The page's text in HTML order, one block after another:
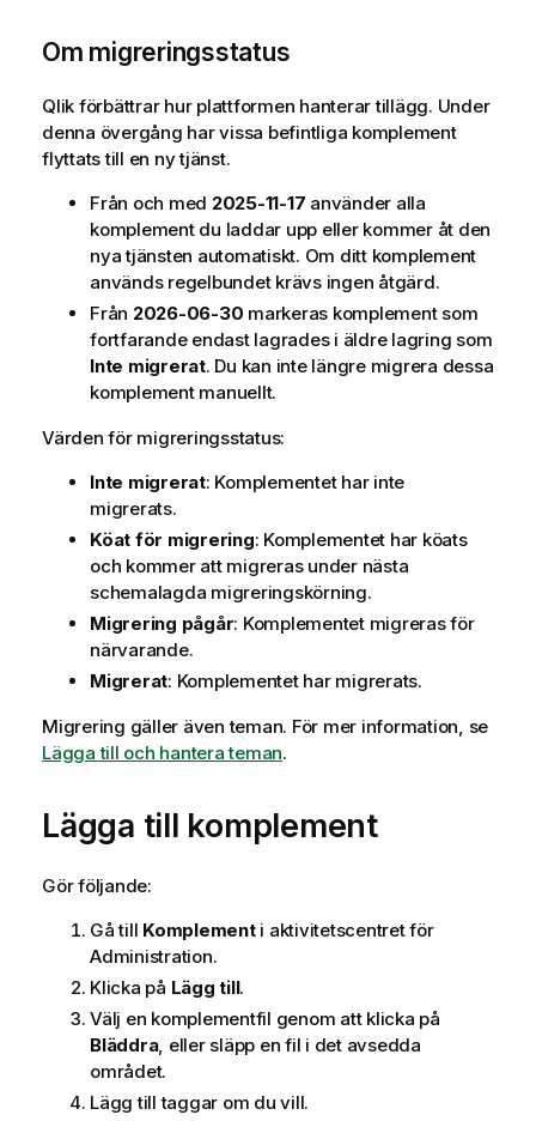
Om migreringsstatus
Qlik förbättrar hur plattformen hanterar tillägg. Under
denna övergång har vissa befintliga komplement
flyttats till en ny tjänst.
Från och med 2025-11-17 använder alla
komplement du laddar upp eller kommer åt den
nya tjänsten automatiskt. Om ditt komplement
används regelbundet krävs ingen åtgärd.
Från 2026-06-30 markeras komplement som
fortfarande endast lagrades i äldre lagring som
Inte migrerat. Du kan inte längre migrera dessa
komplement manuellt.
Värden för migreringsstatus:
Inte migrerat: Komplementet har inte
migrerats.
Köat för migrering: Komplementet har köats
och kommer att migreras under nästa
schemalagda migreringskörning.
Migrering pågår: Komplementet migreras för
närvarande.
Migrerat: Komplementet har migrerats.
Migrering gäller även teman. För mer information, se
Lägga till och hantera teman.
Lägga till komplement
Gör följande:
Gå till Komplementi aktivitetscentret för
Administration.
Klicka på Lägg till.
Välj en komplementfil genom att klicka på
Bläddra, eller släpp en fil i det avsedda
området.
Lägg till taggar om du vill.